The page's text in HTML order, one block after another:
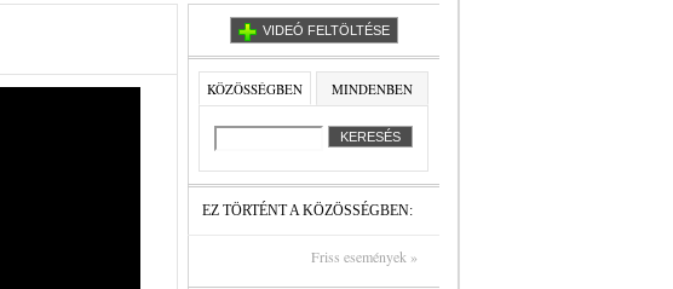
VIDEÓ FELTÖLTÉSE
KÖZÖSSÉGBEN MINDENBEN
EZ TÖRTÉNT A KÖZÖSSÉGBEN:
Friss események »